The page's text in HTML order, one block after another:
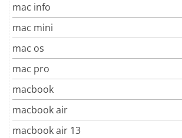
mac info
mac mini
mac os
mac pro
macbook
macbook air
macbook air 13